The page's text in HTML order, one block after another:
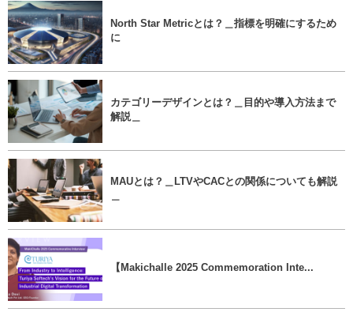
North Star Metricとは？＿指標を明確にするため
に
カテゴリーデザインとは？＿目的や導入方法まで
解説＿
MAUとは？＿LTVやCACとの関係についても解説
【Makichalle 2025 Commemoration Inte...